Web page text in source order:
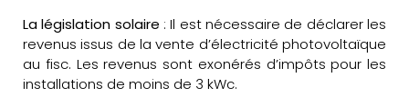
La législation solaire : Il est nécessaire de déclarer les
revenus issus de la vente d’électricité photovoltaïque
au fisc. Les revenus sont exonérés d’impôts pour les
installations de moins de 3 kWc.